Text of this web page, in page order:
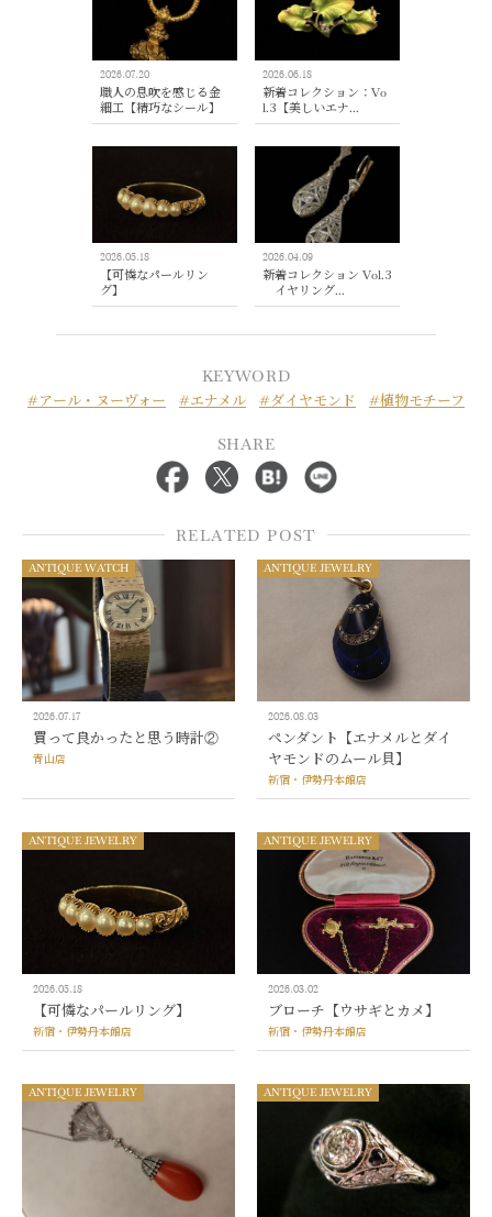
2026.07.20
職人の息吹を感じる金
細工【精巧なシール】
2026.06.18
新着コレクション：Vo
l.3【美しいエナ...
2026.05.18
【可憐なパールリン
グ】
2026.04.09
新着コレクション Vol.3
イヤリング...
KEYWORD
#アール・ヌーヴォー #エナメル #ダイヤモンド #植物モチーフ
SHARE
RELATED POST
ANTIQUE WATCH
2026.07.17
買って良かったと思う時計②
青山店
ANTIQUE JEWELRY
2026.08.03
ペンダント【エナメルとダイ
ヤモンドのムール貝】
新宿・伊勢丹本館店
ANTIQUE JEWELRY
2026.05.18
【可憐なパールリング】
新宿・伊勢丹本館店
ANTIQUE JEWELRY
2026.03.02
ブローチ【ウサギとカメ】
新宿・伊勢丹本館店
ANTIQUE JEWELRY ANTIQUE JEWELRY